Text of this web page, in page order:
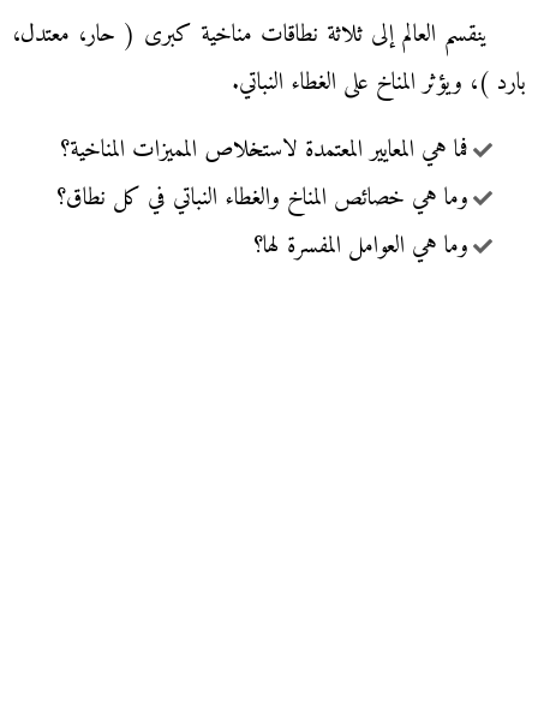
ينقسم العالم إلى ثلاثة نطاقات مناخية كبرى ( حار، معتدل،
بارد )، ويؤثر المناخ على الغطاء النباتي.
فما هي المعايير المعتمدة لاستخلاص المميزات المناخية؟
وما هي خصائص المناخ والغطاء النباتي في كل نطاق؟
وما هي العوامل المفسرة لها؟